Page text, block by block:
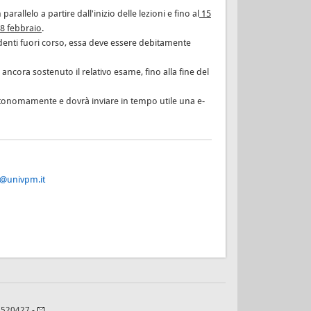
a partire dall'inizio delle lezioni e fino al15
febbraio.
fuori corso, essa deve essere debitamente
sostenuto il relativo esame, fino alla fine del
e dovrà inviare in tempo utile una e-